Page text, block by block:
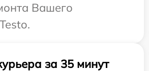
Вашего
за 35 минут